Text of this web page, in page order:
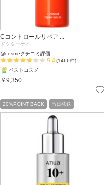
Cコントロールリペア ...
ドクターケイ
@cosmeクチコミ評価
5.4 (1466件)
ベストコスメ
￥9,350
20%POINT BACK 当日発送